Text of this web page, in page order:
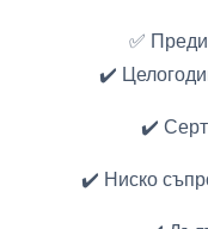
✅
✔️
✔️
✔️ Ниско